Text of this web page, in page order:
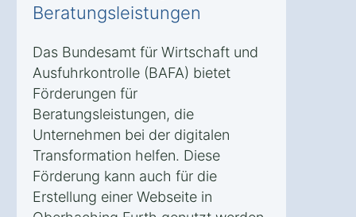
Beratungsleistungen
Das Bundesamt für Wirtschaft und
Ausfuhrkontrolle (BAFA) bietet
Förderungen für
Beratungsleistungen, die
Unternehmen bei der digitalen
Transformation helfen. Diese
Förderung kann auch für die
Erstellung einer Webseite in